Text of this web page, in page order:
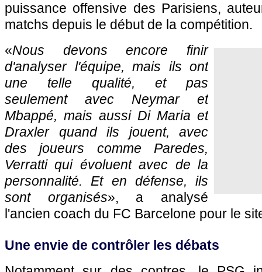
puissance offensive des Parisiens,
matchs depuis le début de la compétition.
«Nous devons encore finir
d'analyser l'équipe, mais ils ont
une telle qualité, et pas
seulement avec Neymar et
Mbappé, mais aussi Di Maria et
Draxler quand ils jouent, avec
des joueurs comme Paredes,
Verratti qui évoluent avec de la
personnalité. Et en défense, ils
sont organisés», a analysé
l'ancien coach du FC Barcelone pour le
Une envie de contrôler les débats